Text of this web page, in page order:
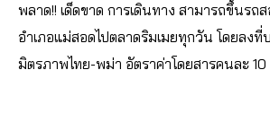
พลาด!! เด็ดขาด การเดินทาง สามารถขึ้นรถ
อำเภอแม่สอดไปตลาดริมเมยทุกวัน โดยลง
มิตรภาพไทย-พม่า อัตราค่าโดยสารคนละ